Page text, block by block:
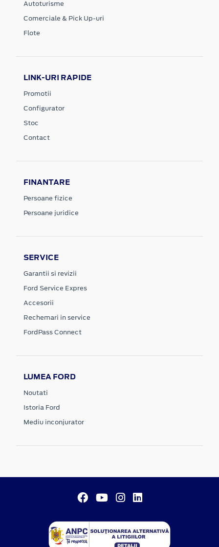
Autoturisme
Comerciale & Pick Up-uri
Flote
LINK-URI RAPIDE
Promotii
Configurator
Stoc
Contact
FINANTARE
Persoane fizice
Persoane juridice
SERVICE
Garantii si revizii
Ford Service Expres
Accesorii
Rechemari in service
FordPass Connect
LUMEA FORD
Noutati
Istoria Ford
Mediu inconjurator